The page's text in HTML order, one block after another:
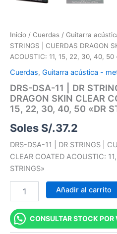
Inicio / Cuerdas / Guitarra
STRINGS | CUERDAS DRAGON
ACOUSTIC: 11, 15, 22, 30, 40, 50
Cuerdas, Guitarra acústica -
DRS-DSA-11 | DR
DRAGON SKIN CLEAR
15, 22, 30, 40, 50 «DR
Soles S/.37.2
DRS-DSA-11 | DR STRINGS |
CLEAR COATED ACOUSTIC:
STRINGS»
Añadir al carrito
CONSULTAR STOCK POR